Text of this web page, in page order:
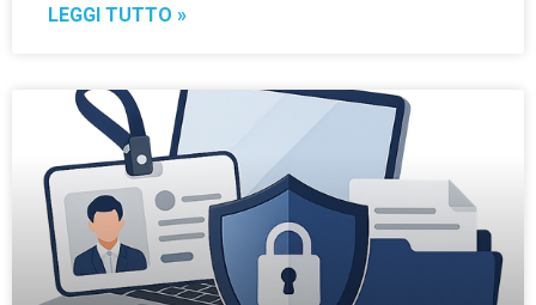
LEGGI TUTTO »